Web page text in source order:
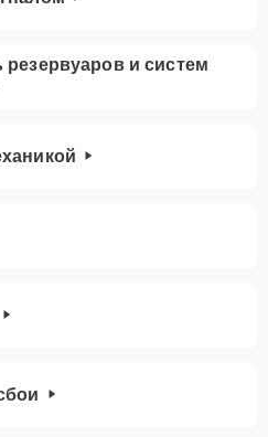
резервуаров и систем